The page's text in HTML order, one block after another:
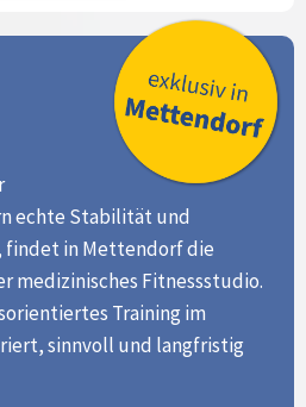
echte Stabilität und
in Mettendorf die
medizinisches Fitnessstudio.
Training im
sinnvoll und langfristig